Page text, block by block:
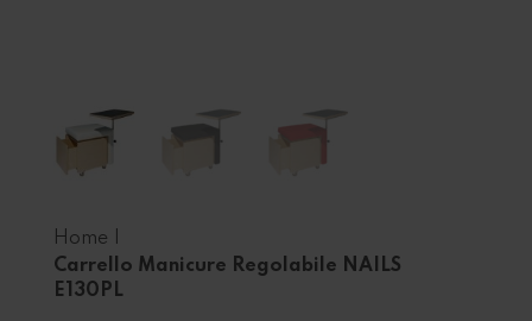
Home
Carrello Manicure Regolabile NAILS
E130PL